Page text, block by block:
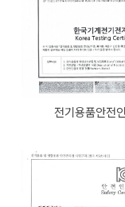
전기용품안전